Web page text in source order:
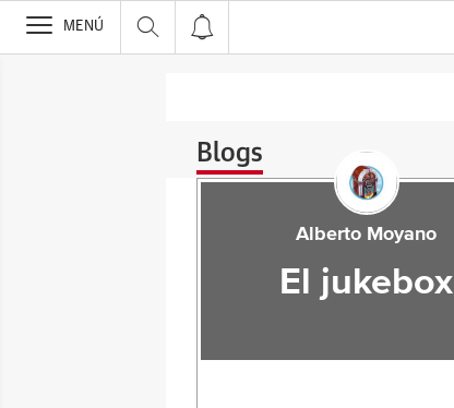
>
MENÚ
Blogs
Alberto Moyano
El jukebox